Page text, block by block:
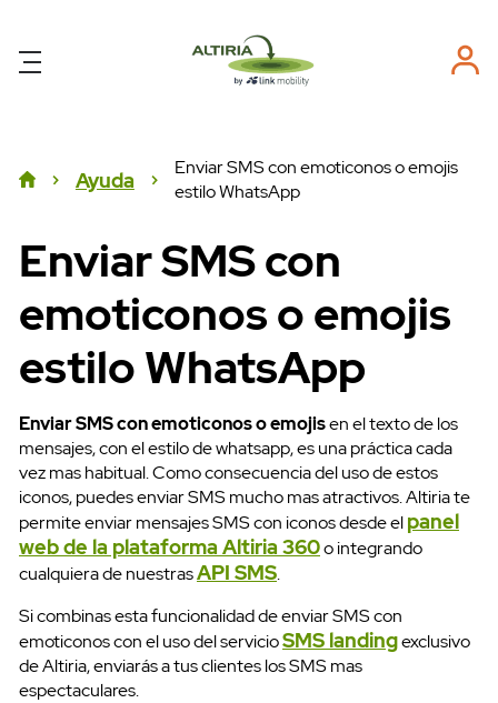
Ayuda
Enviar SMS con emoticonos o emojis
estilo WhatsApp
Enviar SMS con
emoticonos o emojis
estilo WhatsApp
Enviar SMS con emoticonos o emojisen el texto de los
mensajes, con el estilo de whatsapp, es una práctica cada
vez mas habitual. Como consecuencia del uso de estos
iconos, puedes enviar SMS mucho mas atractivos. Altiria te
permite enviar mensajes SMS con iconos desde elpanel
web de la plataforma Altiria 360o integrando
cualquiera de nuestrasAPI SMS.
Si combinas esta funcionalidad de enviar SMS con
emoticonos con el uso del servicioSMS landingexclusivo
de Altiria, enviarás a tus clientes los SMS mas
espectaculares.